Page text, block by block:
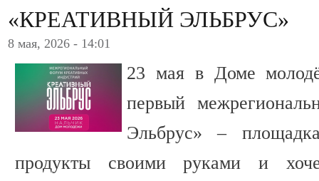
«КРЕАТИВНЫЙ ЭЛЬБРУС»
8 мая, 2026 - 14:01
23 мая в Доме
первый
Эльбрус» –
продукты своими руками и